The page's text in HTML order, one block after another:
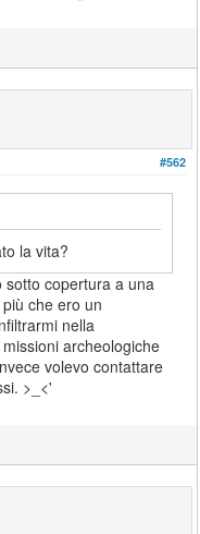
#562
la vita?
sotto copertura a una
che ero un
nella
archeologiche
volevo contattare
>_<'